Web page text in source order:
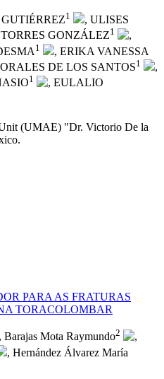
1
, ULISES
GONZÁLEZ1
,
1
, ERIKA VANESSA
DE LOS SANTOS1
,
1
, EULALIO
(UMAE) "Dr. Victorio De la
PARA AS FRATURAS
TORACOLOMBAR
, Barajas Mota Raymundo2
,
, Hernández Álvarez María